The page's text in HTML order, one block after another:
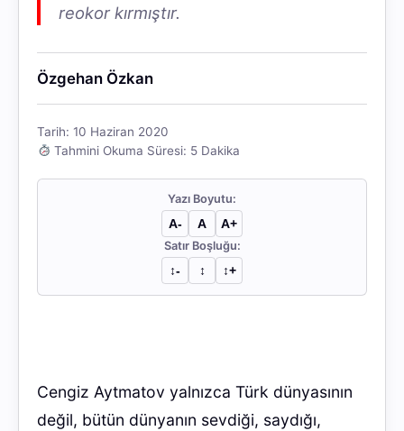
reokor kırmıştır.
Özgehan Özkan
Tarih: 10 Haziran 2020
Tahmini Okuma Süresi: 5 Dakika
Yazı Boyutu:
A- A A+
Satır Boşluğu:
↕︎- ↕︎ ↕︎+
Cengiz Aytmatov yalnızca Türk dünyasının
değil, bütün dünyanın sevdiği, saydığı,